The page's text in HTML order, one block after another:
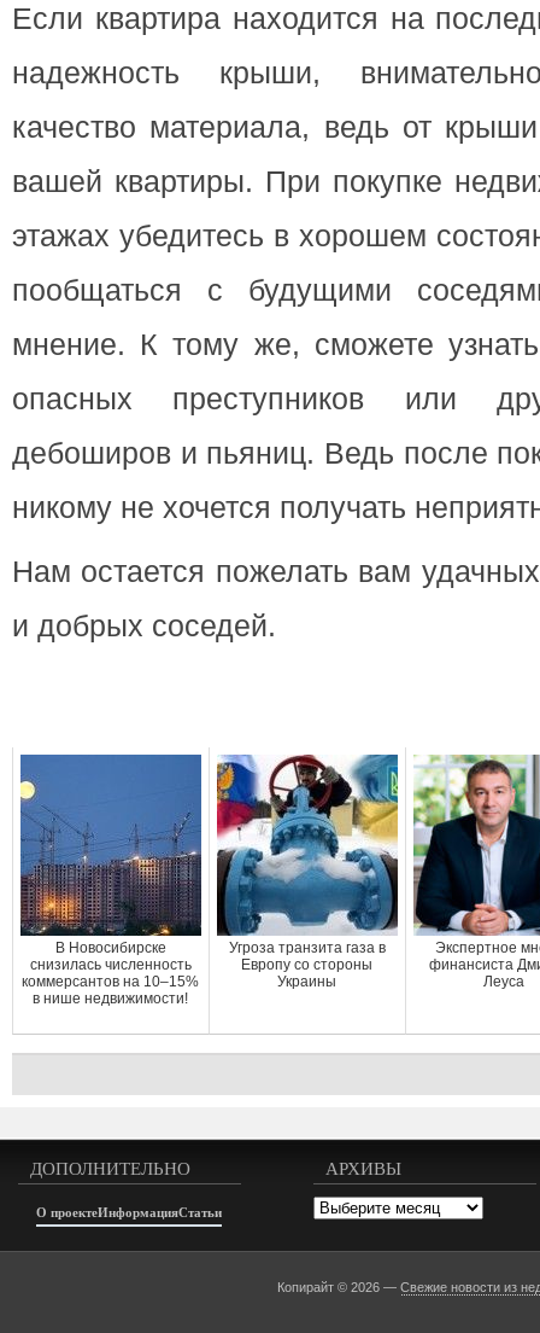
Если квартира находится на
надежность крыши,
качество материала, ведь от
вашей квартиры. При покупке
этажах убедитесь в хорошем
пообщаться с будущими
мнение. К тому же, сможете
опасных преступников или
дебоширов и пьяниц. Ведь после
никому не хочется получать
Нам остается пожелать вам
и добрых соседей.
В Новосибирске
снизилась численность
коммерсантов на 10–15%
в нише недвижимости!
Угроза транзита газа в
Европу со стороны
Украины
Экспертное
финансиста
Леуса
ДОПОЛНИТЕЛЬНО
О проектеИнформацияСтатьи
АРХИВЫ
Архивы
Копирайт © 2026 —Свежие новости из